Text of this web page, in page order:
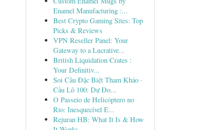
Enamel Manufacturing :...
Best Crypto Gaming Sites: Top
Picks & Reviews
VPN Reseller Panel: Your
Gateway to a Lucrative...
British Liquidation Crates :
Your Definitiv...
Soi Cầu Đặc Biệt Tham Khảo ·
Cầu Lô 100: Dự Đo...
O Passeio de Helicóptero no
Rio: Inesquecível E...
Rejuran HB: What It Is & How